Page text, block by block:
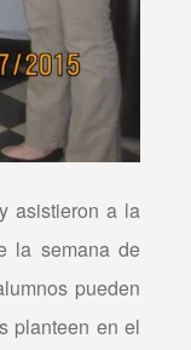
asistieron a la
la semana de
pueden
planteen en el